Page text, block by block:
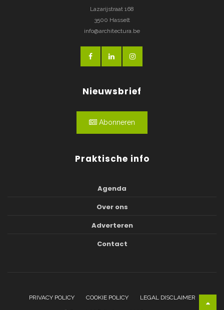
Lazarijstraat 168
3500 Hasselt
info@architectura.be
Nieuwsbrief
Abonneren
Praktische info
Agenda
Over ons
Adverteren
Contact
PRIVACY POLICY COOKIE POLICY LEGAL DISCLAIMER